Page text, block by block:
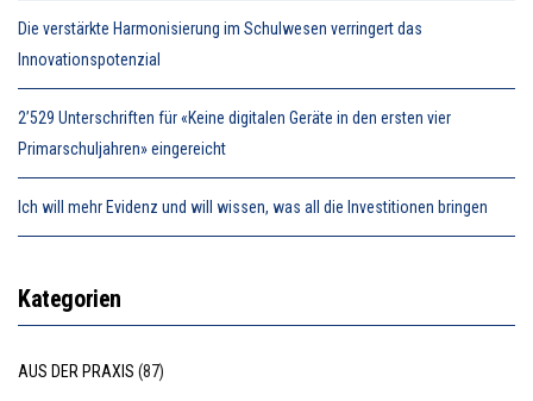
Die verstärkte Harmonisierung im Schulwesen verringert das
Innovationspotenzial
2’529 Unterschriften für «Keine digitalen Geräte in den ersten vier
Primarschuljahren» eingereicht
Ich will mehr Evidenz und will wissen, was all die Investitionen bringen
Kategorien
AUS DER PRAXIS (87)